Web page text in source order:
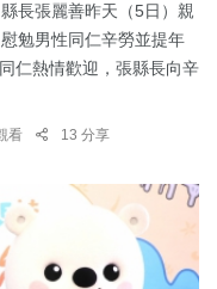
長張麗善昨天（5日）親
勉男性同仁辛勞並提年
仁熱情歡迎，張縣長向辛
看 13 分享